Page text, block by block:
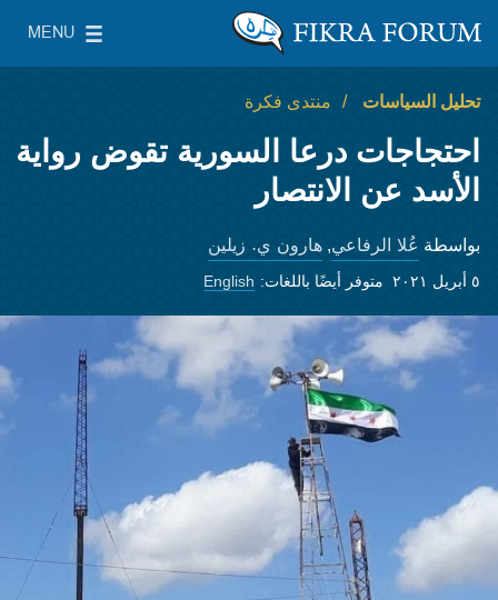
معهد واشنطن لسياسات الشرق الأدنى
MENU
Main Menu
تحليل السياسات منتدى فكرة
احتجاجات درعا السورية تقوض رواية
الأسد عن الانتصار
بواسطة عُلا الرفاعي, هارون ي. زيلين
٥ أبريل ٢٠٢١ متوفر أيضًا باللغات: English